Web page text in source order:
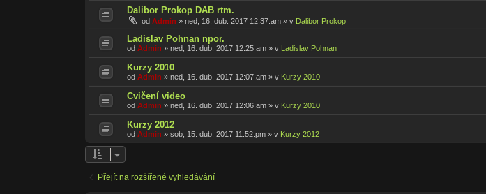
Dalibor Prokop DAB rtm.
od Admin » ned, 16. dub. 2017 12:37:am » v Dalibor Prokop
Ladislav Pohnan npor.
od Admin » ned, 16. dub. 2017 12:25:am » v Ladislav Pohnan
Kurzy 2010
od Admin » ned, 16. dub. 2017 12:07:am » v Kurzy 2010
Cvičení video
od Admin » ned, 16. dub. 2017 12:06:am » v Kurzy 2010
Kurzy 2012
od Admin » sob, 15. dub. 2017 11:52:pm » v Kurzy 2012
Přejít na rozšířené vyhledávání